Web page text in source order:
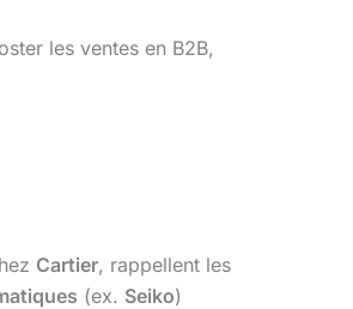
les ventes en B2B,
Cartier, rappellent les
(ex. Seiko)